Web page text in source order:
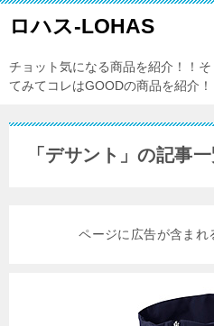
ロハス-LOHAS
チョット気になる商品を紹介！！
てみてコレはGOODの商品を紹介！
「デサント」の記事
ページに広告が含まれ